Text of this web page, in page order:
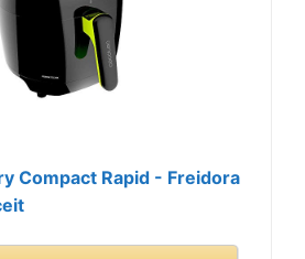
Compact Rapid - Freidora